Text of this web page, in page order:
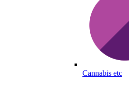
Cannabis etc